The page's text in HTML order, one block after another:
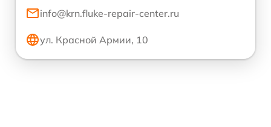
info@krn.fluke-repair-center.ru
ул. Красной Армии, 10